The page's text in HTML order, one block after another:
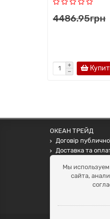
4486.95грн
ОКЕАН ТРЕЙД
Договір
Доставка та
Умови
+38 (099) 452-
Мы
сайта,